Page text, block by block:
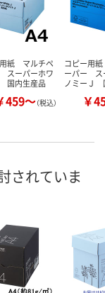
紙 マルチペ
スーパーホワ
国内生産品
459～（税込）
コピー用
ーパー ス
ノミーＪ
￥
されていま